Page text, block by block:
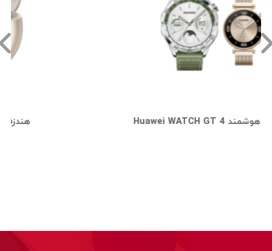
ساعت هوشمند Huawei WATCH GT 4